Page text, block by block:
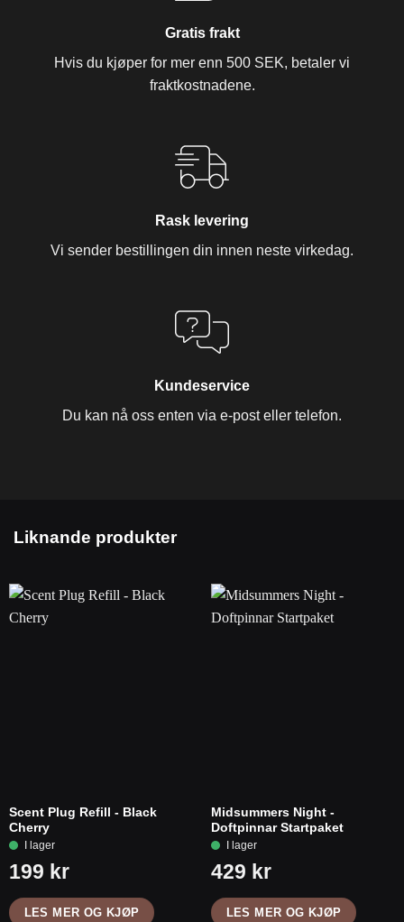
Gratis frakt
Hvis du kjøper for mer enn 500 SEK, betaler vi
fraktkostnadene.
Rask levering
Vi sender bestillingen din innen neste virkedag.
Kundeservice
Du kan nå oss enten via e-post eller telefon.
Liknande produkter
Scent Plug Refill - Black
Cherry
LES MER OG KJØP
Midsummers Night -
Doftpinnar Startpaket
LES MER OG KJØP